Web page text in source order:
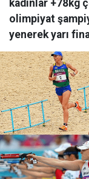
kadınlar +78kg
olimpiyat
yenerek yarı